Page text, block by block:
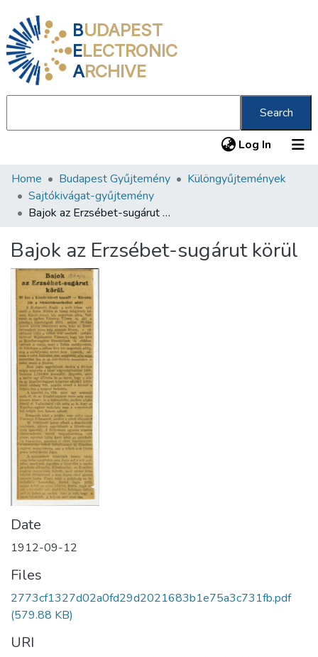
BUDAPEST
ELECTRONIC
ARCHIVE
Search
Log In (current)
Communities & Collections
All of DSpace
About us
Home Budapest Gyűjtemény
Különgyűjtemények
Sajtókivágat-gyűjtemény
Bajok az Erzsébet-sugárut körül
Bajok az Erzsébet-sugárut körül
Date
1912-09-12
Files
2773cf1327d02a0fd29d2021683b1e75a3c731fb.pdf
(579.88 KB)
URI